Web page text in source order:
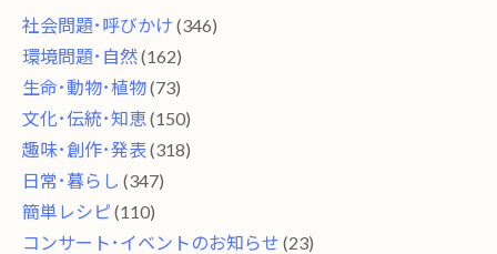
社会問題･呼びかけ (346)
環境問題･自然(162)
生命･動物･植物(73)
文化･伝統･知恵 (150)
趣味･創作･発表(318)
日常･暮らし (347)
簡単レシピ (110)
コンサート･イベントのお知らせ (23)